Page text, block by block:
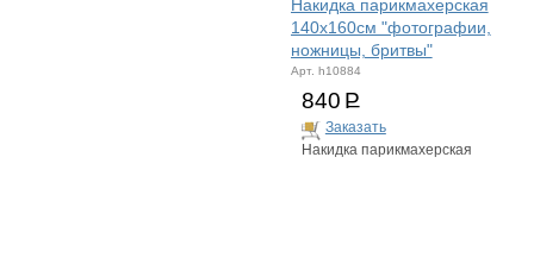
Накидка парикмахерская
140х160см "фотографии,
ножницы, бритвы"
Арт. h10884
840 Р
Заказать
Накидка парикмахерская